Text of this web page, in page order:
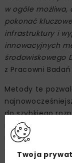
w ogóle możliwa,
pokonać
infrastruktury i
innowacyjnych
środowiskowego
z Pracowni
Metody te
do szybkiego
naturalnego.
na
otoczeniu.
Twoja